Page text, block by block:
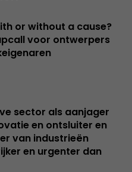
or without a cause?
voor ontwerpers
sector als aanjager
en ontsluiter en
van industrieën
en urgenter dan